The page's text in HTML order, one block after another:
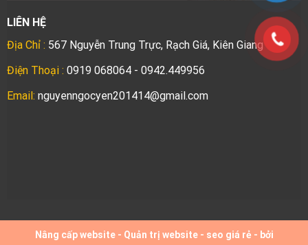
LIÊN HỆ
Địa Chỉ : 567 Nguyễn Trung Trực, Rạch Giá, Kiên Giang
Điện Thoại : 0919 068064 - 0942.449956
Email: nguyenngocyen201414@gmail.com
Nâng cấp website- Quản trị website- seo giá rẻ - bởi